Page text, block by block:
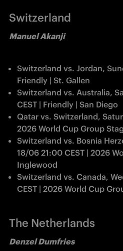
Switzerland
Manuel Akanji
Switzerland vs. Jordan,
Friendly | St. Gallen
Switzerland vs. Australia,
CEST | Friendly | San Diego
Qatar vs. Switzerland,
2026 World Cup Group
Switzerland vs. Bosnia
18/06 21:00 CEST | 2026
Inglewood
Switzerland vs. Canada,
CEST | 2026 World Cup
The Netherlands
Denzel Dumfries